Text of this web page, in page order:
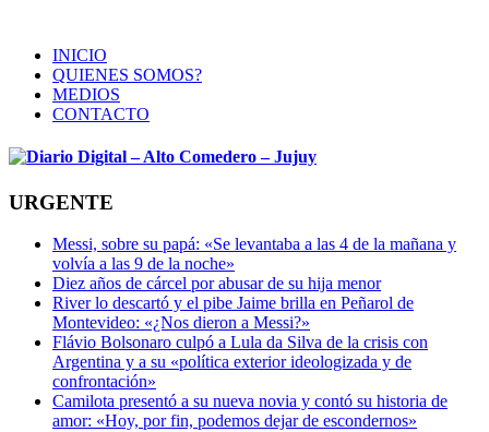
INICIO
QUIENES SOMOS?
MEDIOS
CONTACTO
URGENTE
Messi, sobre su papá: «Se levantaba a las 4 de la mañana y
volvía a las 9 de la noche»
Diez años de cárcel por abusar de su hija menor
River lo descartó y el pibe Jaime brilla en Peñarol de
Montevideo: «¿Nos dieron a Messi?»
Flávio Bolsonaro culpó a Lula da Silva de la crisis con
Argentina y a su «política exterior ideologizada y de
confrontación»
Camilota presentó a su nueva novia y contó su historia de
amor: «Hoy, por fin, podemos dejar de escondernos»